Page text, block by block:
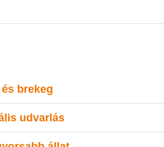
brekeg
udvarlás